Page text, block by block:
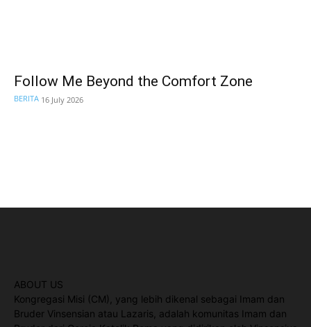
Follow Me Beyond the Comfort Zone
BERITA 16 July 2026
ABOUT US
Kongregasi Misi (CM), yang lebih dikenal sebagai Imam dan
Bruder Vinsensian atau Lazaris, adalah komunitas Imam dan